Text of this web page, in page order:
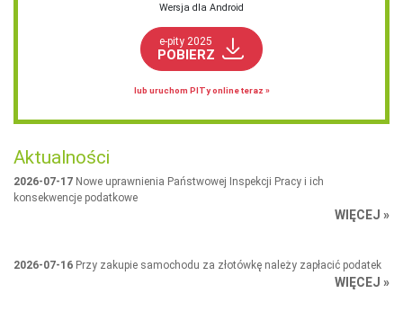
Wersja dla Android
e-pity 2025
POBIERZ
lub uruchom PITy online teraz »
Aktualności
2026-07-17 Nowe uprawnienia Państwowej Inspekcji Pracy i ich
konsekwencje podatkowe
WIĘCEJ »
2026-07-16 Przy zakupie samochodu za złotówkę należy zapłacić podatek
WIĘCEJ »